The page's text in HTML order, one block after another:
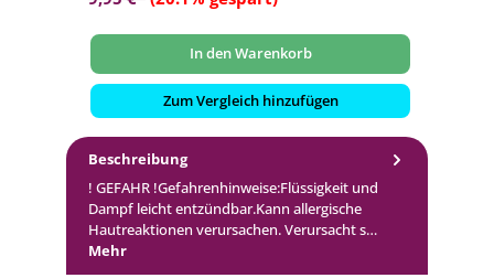
In den Warenkorb
Zum Vergleich hinzufügen
Beschreibung
! GEFAHR !Gefahrenhinweise:Flüssigkeit und
Dampf leicht entzündbar.Kann allergische
Hautreaktionen verursachen. Verursacht s…
Mehr